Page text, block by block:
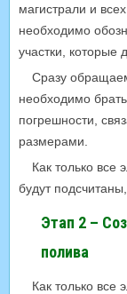
магистрали и
необходимо
участки, которые
Сразу
необходимо
погрешности,
размерами.
Как только все
будут
Этап 2 –
полива
Как только все